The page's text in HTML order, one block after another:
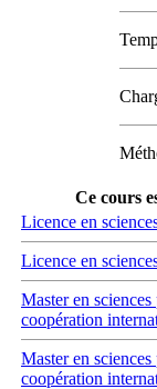
Ce cours
Licence en
Licence en
Master en
coopération
Master en
coopération